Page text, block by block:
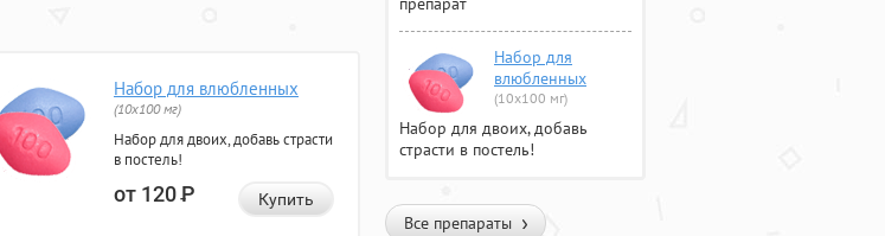
Набор для влюбленных
(10х100 мг)
Набор для двоих, добавь страсти
в постель!
от 120Р Купить
Набор для
влюбленных
(10х100 мг)
Набор для двоих, добавь
страсти в постель!
Все препараты